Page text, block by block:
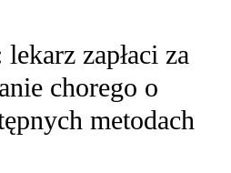
zapłaci za
chorego o
metodach